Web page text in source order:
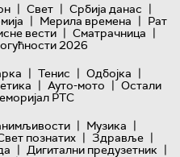
| Свет | Србија данас |
| Мерила времена | Рат
вести | Сматрачница |
2026
| Тенис | Одбојка |
| Ауто-мото | Остали
РТС
| Музика |
познатих | Здравље |
| Дигитални предузетник |